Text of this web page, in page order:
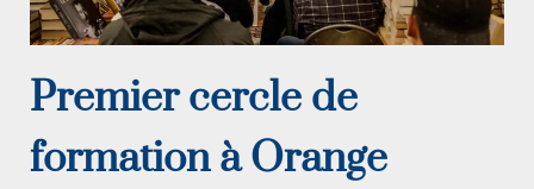
Premier cercle de
formation à Orange